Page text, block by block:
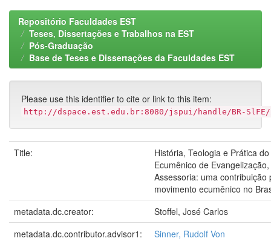
Repositório Faculdades EST
Teses, Dissertações e Trabalhos na EST
Pós-Graduação
Base de Teses e Dissertações da Faculdades EST
Please use this identifier to cite or link to this item:
http://dspace.est.edu.br:8080/jspui/handle/BR-SlFE/
Title:
História, Teologia e Prática
Ecumênico de
Assessoria: uma contribuição
movimento ecumênico no
metadata.dc.creator:
Stoffel, José Carlos
metadata.dc.contributor.advisor1:
Sinner, Rudolf Von